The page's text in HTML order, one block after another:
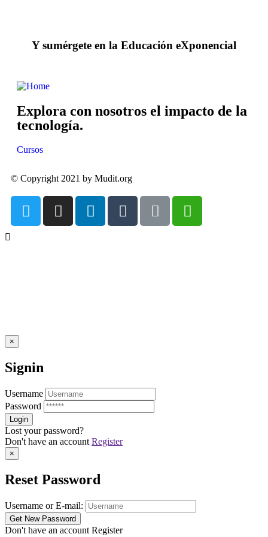
Y sumérgete en la Educación eXponencial
Explora con nosotros el impacto de la
tecnología.
Cursos
© Copyright 2021 by Mudit.org
×
Signin
Username
Password
Lost your password?
Don't have an account Register
×
Reset Password
Username or E-mail:
Don't have an account Register